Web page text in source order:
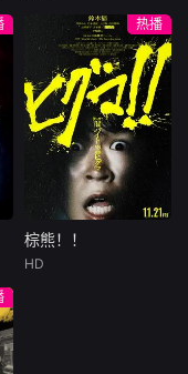
瞬间拥有顶配人
生。
周汉宁
男人（黄渤
饰）和女人（倪妮
饰）飞机同时落
地，入住同一家酒
店，成为一墙之隔
的邻居。不够隔音
的房间暴露了男人
和女人因生活暂停
陷入的困境，健
康、家庭、婚姻、
热播
棕熊！！
棕熊！！
HD